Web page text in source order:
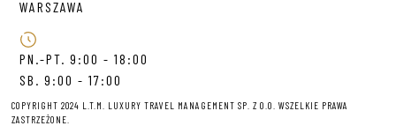
WARSZAWA
PN.-PT. 9:00 - 18:00
SB. 9:00 - 17:00
COPYRIGHT 2024 L.T.M. LUXURY TRAVEL MANAGEMENT SP. Z O.O. WSZELKIE PRAWA
ZASTRZEŻONE.